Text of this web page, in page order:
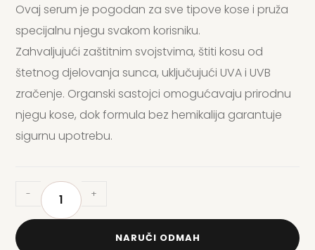
Ovaj serum je pogodan za sve tipove kose i pruža
specijalnu njegu svakom korisniku.
Zahvaljujući zaštitnim svojstvima, štiti kosu od
štetnog djelovanja sunca, uključujući UVA i UVB
zračenje. Organski sastojci omogućavaju prirodnu
njegu kose, dok formula bez hemikalija garantuje
sigurnu upotrebu.
- +
NARUČI ODMAH